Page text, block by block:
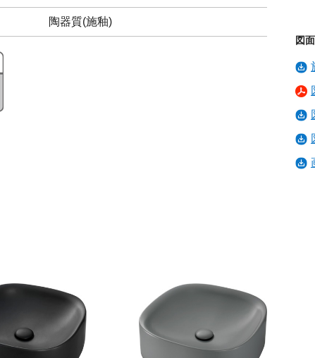
陶器質(施釉)
図